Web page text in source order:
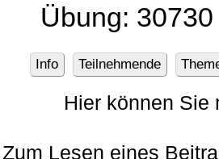
Übung:
Info Teilnehmende
Hier können Sie
Zum Lesen eines